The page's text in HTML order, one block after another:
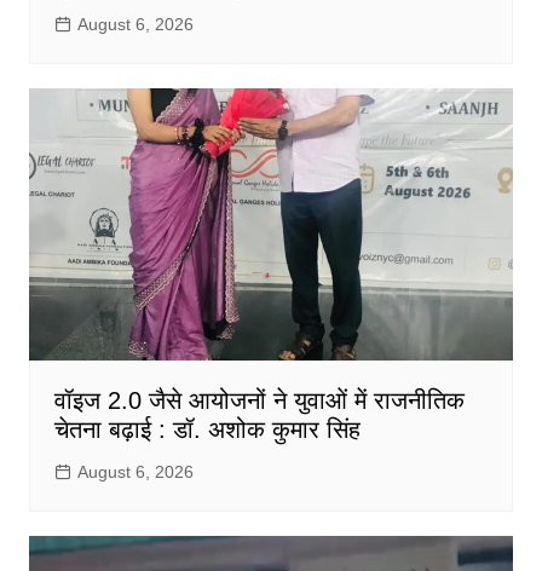
August 6, 2026
वॉइज 2.0 जैसे आयोजनों ने युवाओं में राजनीतिक
चेतना बढ़ाई : डॉ. अशोक कुमार सिंह
August 6, 2026